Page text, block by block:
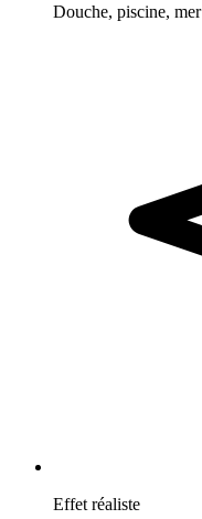
Douche, piscine, mer
Effet réaliste